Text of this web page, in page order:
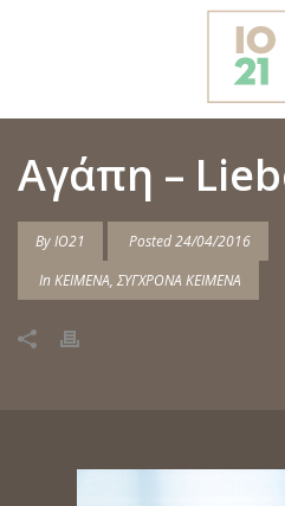
Αγάπη –
ByIO21 Posted24/04/2016
InΚΕΙΜΕΝΑ, ΣΥΓΧΡΟΝΑ ΚΕΙΜΕΝΑ